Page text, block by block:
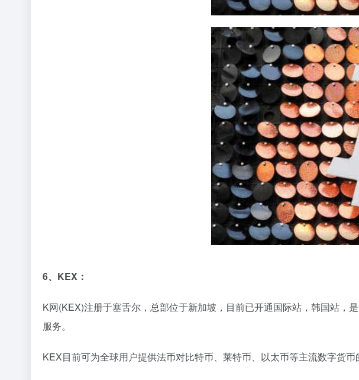
6、KEX：
K网(KEX)注册于塞舌尔，总部位于新加坡，目前已开通国际站，韩国站，
服务。
KEX目前可为全球用户提供法币对比特币、莱特币、以太币等主流数字货币